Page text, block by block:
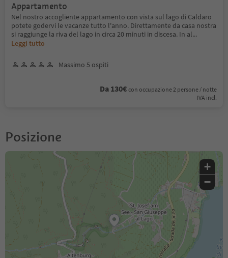
Appartamento
Nel nostro accogliente appartamento con vista sul lago di Caldaro
potete godervi le vacanze tutto l'anno. Direttamente da casa nostra
si raggiunge la riva del lago in circa 20 minuti in discesa. In al...
Leggi tutto
Massimo 5 ospiti
Da 130€ con occupazione 2 persone / notte
IVA incl.
Posizione
+
−